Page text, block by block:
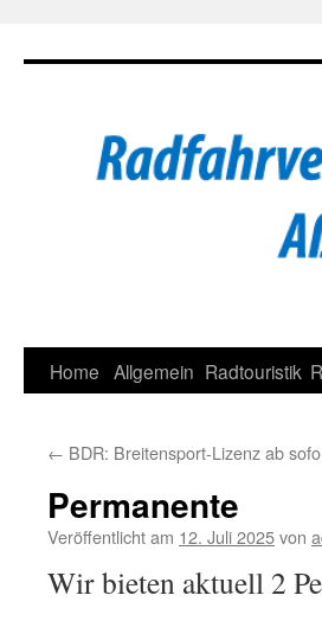
Home Allgemein Radtouristik
← BDR: Breitensport-Lizenz ab
Permanente
Veröffentlicht am 12. Juli 2025von
Wir bieten aktuell 2